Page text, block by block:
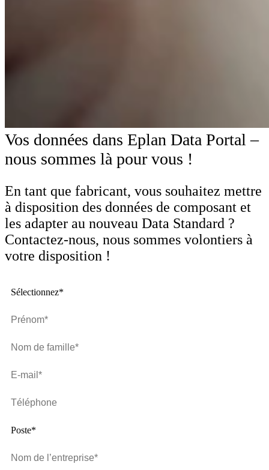
Vos données dans Eplan Data Portal –
nous sommes là pour vous !
En tant que fabricant, vous souhaitez mettre
à disposition des données de composant et
les adapter au nouveau Data Standard ?
Contactez-nous, nous sommes volontiers à
votre disposition !
Sélectionnez*
Poste*